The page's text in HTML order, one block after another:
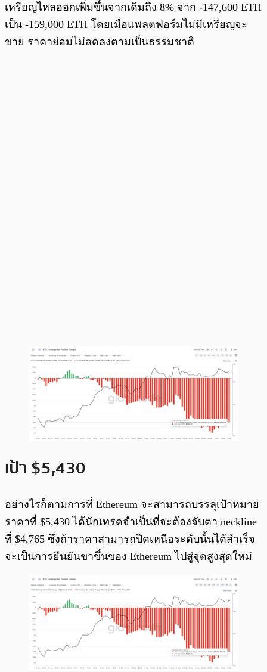
เหรียญไหลออกเพิ่มขึ้นจากเดิมถึง 8% จาก -147,600 ETH
เป็น -159,000 ETH โดยเมื่อแพลตฟอร์มไม่มีเหรียญจะ
ขาย ราคาย่อมไม่ลดลงตามเป็นธรรมชาติ
เป้า $5,430
อย่างไรก็ตามการที่ Ethereum จะสามารถบรรลุเป้าหมาย
ราคาที่ $5,430 ได้นักเทรดจำเป็นที่จะต้องจับตา neckline
ที่ $4,765 ซึ่งถ้าราคาสามารถปิดเหนือระดับนั้นได้สำเร็จ
จะเป็นการยืนยันขาขึ้นของ Ethereum ไปสู่จุดสูงสุดใหม่